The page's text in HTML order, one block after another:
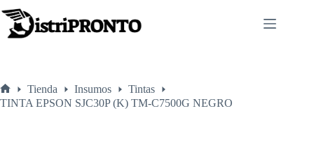
al
contenido
Inicio
Tienda Insumos
Tintas
TINTA EPSON SJC30P (K) TM-C7500G NEGRO